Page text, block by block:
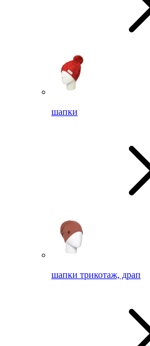
шапки
шапки трикотаж, драп